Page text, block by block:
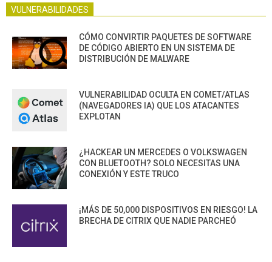
VULNERABILIDADES
CÓMO CONVIRTIR PAQUETES DE SOFTWARE
DE CÓDIGO ABIERTO EN UN SISTEMA DE
DISTRIBUCIÓN DE MALWARE
VULNERABILIDAD OCULTA EN COMET/ATLAS
(NAVEGADORES IA) QUE LOS ATACANTES
EXPLOTAN
¿HACKEAR UN MERCEDES O VOLKSWAGEN
CON BLUETOOTH? SOLO NECESITAS UNA
CONEXIÓN Y ESTE TRUCO
¡MÁS DE 50,000 DISPOSITIVOS EN RIESGO! LA
BRECHA DE CITRIX QUE NADIE PARCHEÓ